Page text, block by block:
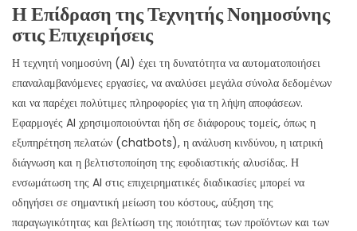
Η Επίδραση της Τεχνητής Νοημοσύνης
στις Επιχειρήσεις
Η τεχνητή νοημοσύνη (AI) έχει τη δυνατότητα να αυτοματοποιήσει
επαναλαμβανόμενες εργασίες, να αναλύσει μεγάλα σύνολα δεδομένων
και να παρέχει πολύτιμες πληροφορίες για τη λήψη αποφάσεων.
Εφαρμογές AI χρησιμοποιούνται ήδη σε διάφορους τομείς, όπως η
εξυπηρέτηση πελατών (chatbots), η ανάλυση κινδύνου, η ιατρική
διάγνωση και η βελτιστοποίηση της εφοδιαστικής αλυσίδας. Η
ενσωμάτωση της AI στις επιχειρηματικές διαδικασίες μπορεί να
οδηγήσει σε σημαντική μείωση του κόστους, αύξηση της
παραγωγικότητας και βελτίωση της ποιότητας των προϊόντων και των